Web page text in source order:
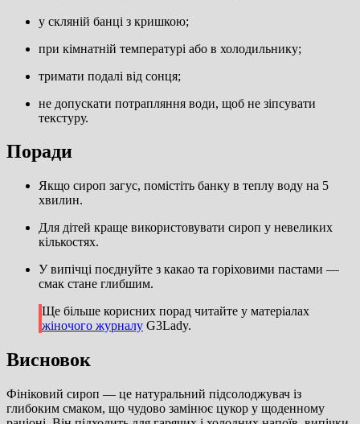
у скляній банці з кришкою;
при кімнатній температурі або в холодильнику;
тримати подалі від сонця;
не допускати потрапляння води, щоб не зіпсувати
текстуру.
Поради
Якщо сироп загус, помістіть банку в теплу воду на 5
хвилин.
Для дітей краще використовувати сироп у невеликих
кількостях.
У випічці поєднуйте з какао та горіховими пастами —
смак стане глибшим.
Ще більше корисних порад читайте у матеріалах
жіночого журналу G3Lady.
Висновок
Фініковий сироп — це натуральний підсолоджувач із
глибоким смаком, що чудово замінює цукор у щоденному